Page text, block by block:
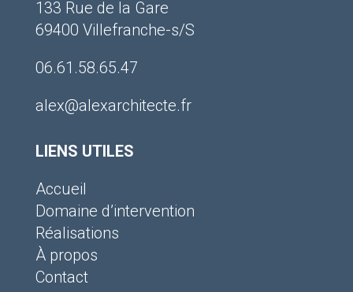
133 Rue de la Gare
69400 Villefranche-s/S
06.61.58.65.47
alex@alexarchitecte.fr
LIENS UTILES
Accueil
Domaine d’intervention
Réalisations
À propos
Contact